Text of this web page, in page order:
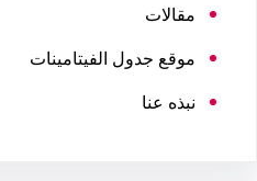
مقالات
موقع جدول الفيتامينات
نبذه عنا